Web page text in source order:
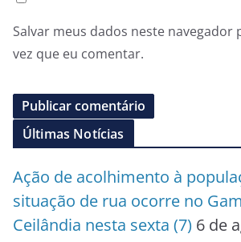
Salvar meus dados neste navegador
vez que eu comentar.
Últimas Notícias
Ação de acolhimento à
situação de rua ocorre no
Ceilândia nesta sexta (7) 6 de